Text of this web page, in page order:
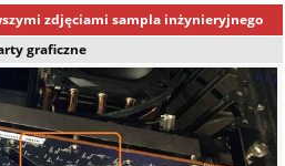
zdjęciami sampla inżynieryjnego
graficzne